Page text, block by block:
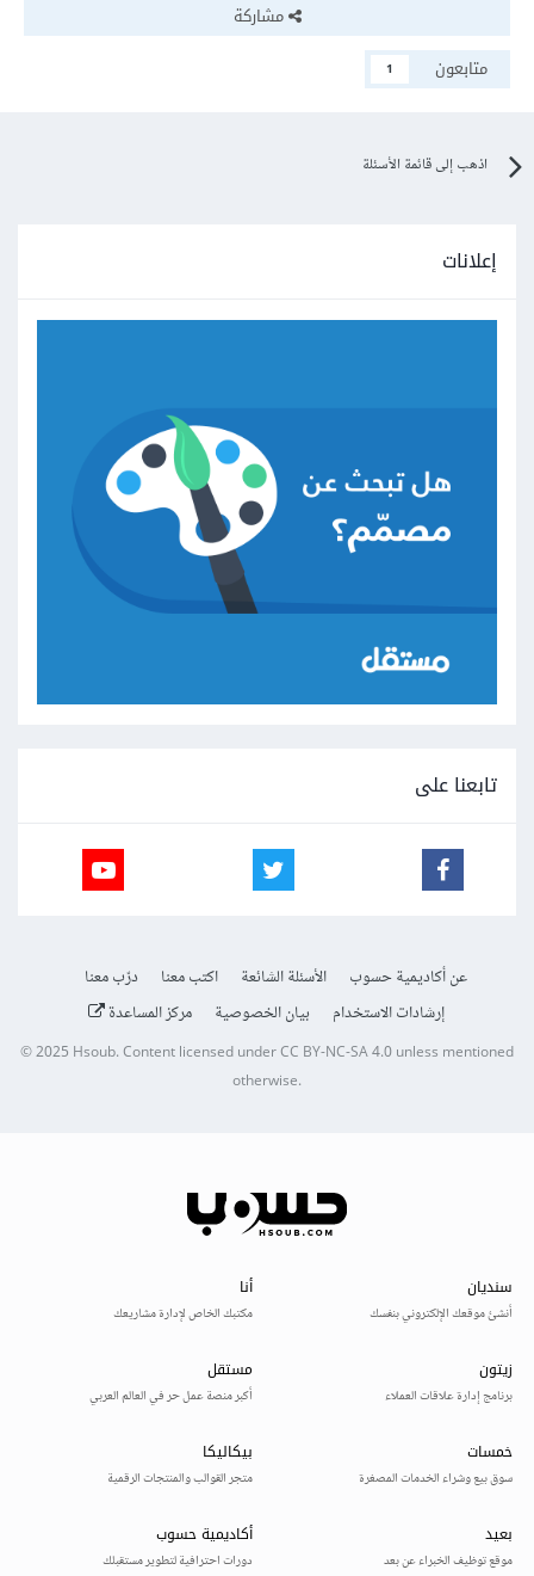
مشاركة
متابعون
1
اذهب إلى قائمة الأسئلة
إعلانات
تابعنا على
عن أكاديمية حسوب الأسئلة الشائعة اكتب معنا
درّب معنا
إرشادات الاستخدام
بيان الخصوصية مركز المساعدة
© 2025Hsoub.Content licensed underCC BY-NC-SA 4.0unless mentioned
otherwise.